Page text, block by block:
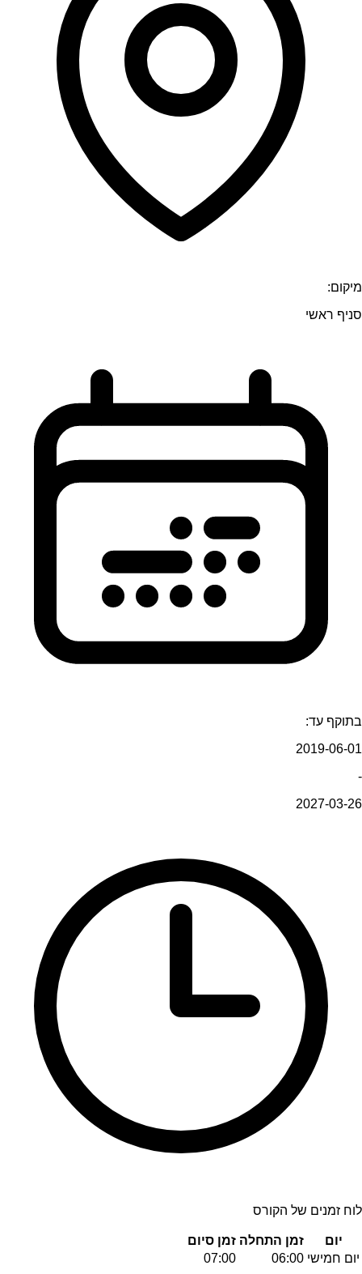
מיקום:
סניף ראשי
בתוקף עד:
2019-06-01
-
2027-03-26
לוח זמנים של הקורס
יום זמן התחלה זמן סיום
יום חמישי 06:00
07:00